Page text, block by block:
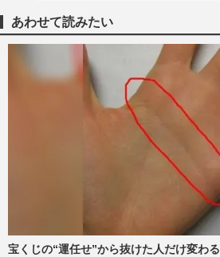
あわせて読みたい
宝くじの“運任せ”から抜けた人だけ変わる